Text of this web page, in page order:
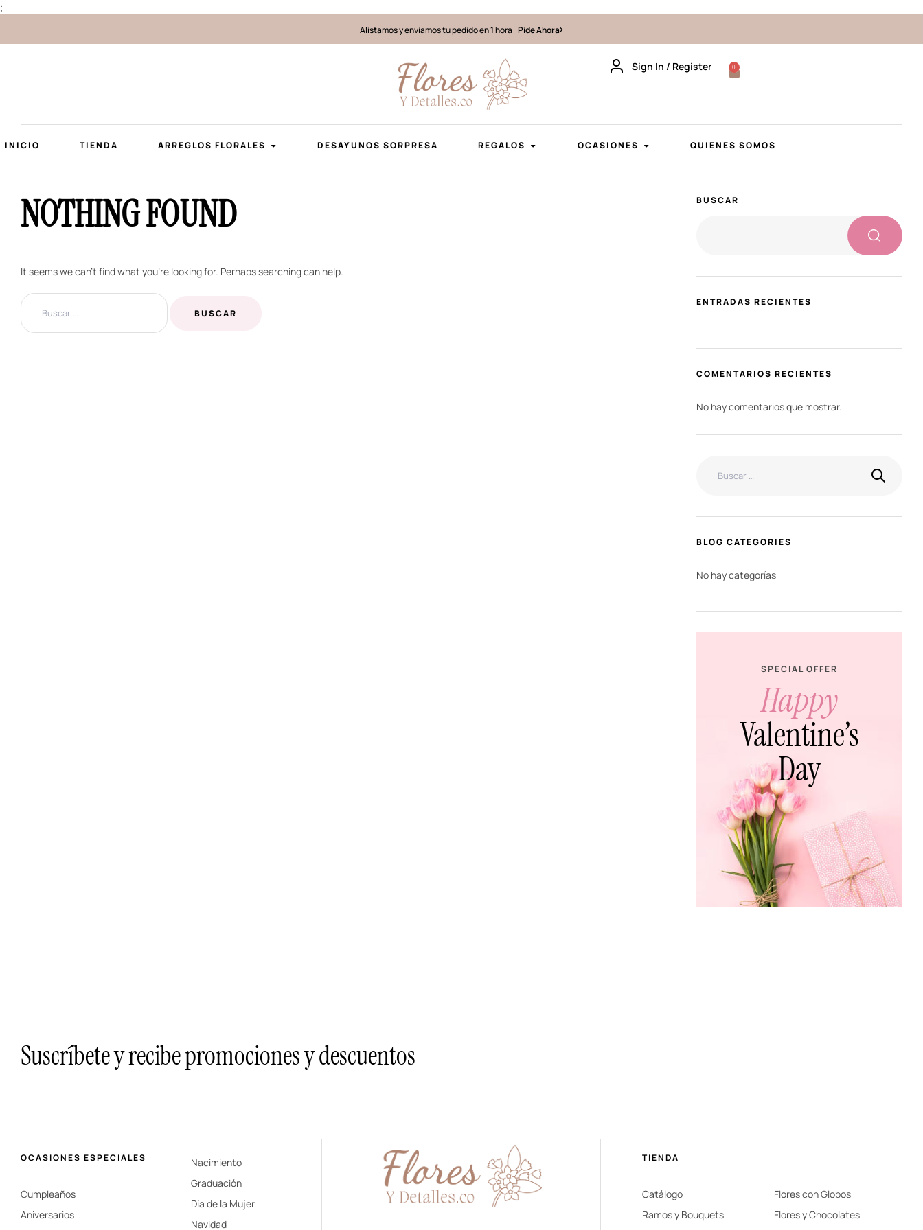
;
Alistamos y enviamos tu pedido en 1 hora Pide Ahora
Sign In / Register 0
INICIO TIENDA ARREGLOS FLORALES DESAYUNOS SORPRESA REGALOS OCASIONES QUIENES SOMOS
NOTHING FOUND
It seems we can’t find what you’re looking for. Perhaps searching can help.
BUSCAR
ENTRADAS RECIENTES
COMENTARIOS RECIENTES
No hay comentarios que mostrar.
BLOG CATEGORIES
No hay categorías
SPECIAL OFFER
Happy
Valentine’s
Day
Suscríbete y recibe promociones y descuentos
OCASIONES ESPECIALES
Cumpleaños
Aniversarios
Nacimiento
Graduación
Día de la Mujer
Navidad
TIENDA
Catálogo
Ramos y Bouquets
Flores con Globos
Flores y Chocolates